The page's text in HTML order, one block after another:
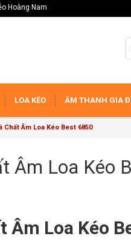
Hoàng Nam
LOA KÉO ÂM THANH GIA
Chất Âm Loa Kéo Best 6850
Âm Loa Kéo
Âm Loa Kéo